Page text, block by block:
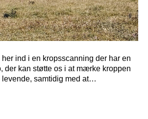
ind i en kropsscanning der har en
der kan støtte os i at mærke kroppen
levende, samtidig med at…